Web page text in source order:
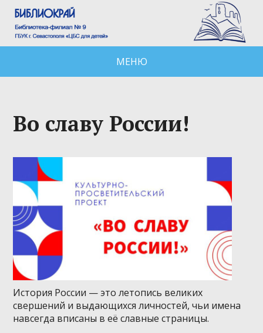
МЕНЮ
Во славу России!
История России — это летопись великих
свершений и выдающихся личностей, чьи имена
навсегда вписаны в её славные страницы.